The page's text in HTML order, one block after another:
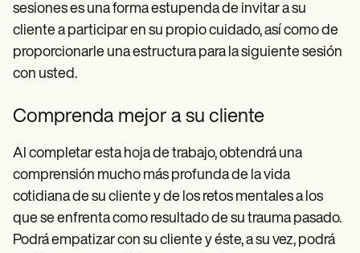
sesiones es una forma estupenda de invitar a su
cliente a participar en su propio cuidado, así como de
proporcionarle una estructura para la siguiente sesión
con usted.
Comprenda mejor a su cliente
Al completar esta hoja de trabajo, obtendrá una
comprensión mucho más profunda de la vida
cotidiana de su cliente y de los retos mentales a los
que se enfrenta como resultado de su trauma pasado.
Podrá empatizar con su cliente y éste, a su vez, podrá